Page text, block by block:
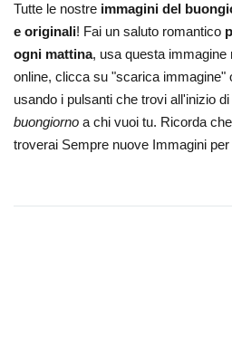
Tutte le nostre immagini del
e originali! Fai un saluto romantico
ogni mattina, usa questa immagine
online, clicca su "scarica immagine"
usando i pulsanti che trovi all'inizio
buongiorno a chi vuoi tu. Ricorda
troverai Sempre nuove Immagini